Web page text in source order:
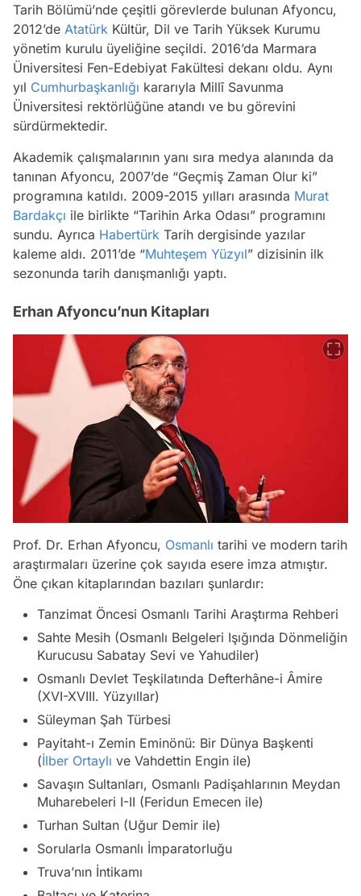
Tarih Bölümü’nde çeşitli görevlerde bulunan Afyoncu,
2012’de Atatürk Kültür, Dil ve Tarih Yüksek Kurumu
yönetim kurulu üyeliğine seçildi. 2016’da Marmara
Üniversitesi Fen-Edebiyat Fakültesi dekanı oldu. Aynı
yıl Cumhurbaşkanlığı kararıyla Millî Savunma
Üniversitesi rektörlüğüne atandı ve bu görevini
sürdürmektedir.
Akademik çalışmalarının yanı sıra medya alanında da
tanınan Afyoncu, 2007’de “Geçmiş Zaman Olur ki”
programına katıldı. 2009-2015 yılları arasında Murat
Bardakçı ile birlikte “Tarihin Arka Odası” programını
sundu. Ayrıca Habertürk Tarih dergisinde yazılar
kaleme aldı. 2011’de “Muhteşem Yüzyıl” dizisinin ilk
sezonunda tarih danışmanlığı yaptı.
Erhan Afyoncu’nun Kitapları
Prof. Dr. Erhan Afyoncu, Osmanlı tarihi ve modern tarih
araştırmaları üzerine çok sayıda esere imza atmıştır.
Öne çıkan kitaplarından bazıları şunlardır:
Tanzimat Öncesi Osmanlı Tarihi Araştırma Rehberi
Sahte Mesih (Osmanlı Belgeleri Işığında Dönmeliğin
Kurucusu Sabatay Sevi ve Yahudiler)
Osmanlı Devlet Teşkilatında Defterhâne-i Âmire
(XVI-XVIII. Yüzyıllar)
Süleyman Şah Türbesi
Payitaht-ı Zemin Eminönü: Bir Dünya Başkenti
(İlber Ortaylı ve Vahdettin Engin ile)
Savaşın Sultanları, Osmanlı Padişahlarının Meydan
Muharebeleri I-II (Feridun Emecen ile)
Turhan Sultan (Uğur Demir ile)
Sorularla Osmanlı İmparatorluğu
Truva’nın İntikamı